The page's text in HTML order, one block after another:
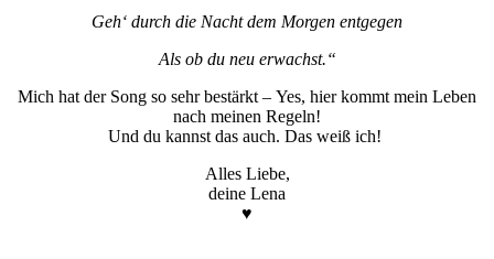
Geh‘ durch die Nacht dem Morgen entgegen
Als ob du neu erwachst.“
Mich hat der Song so sehr bestärkt – Yes, hier kommt mein Leben
nach meinen Regeln!
Und du kannst das auch. Das weiß ich!
Alles Liebe,
deine Lena
♥︎